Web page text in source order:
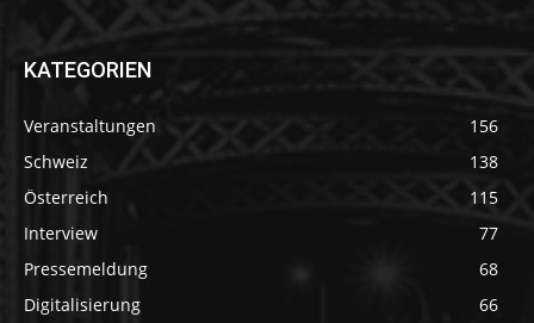
KATEGORIEN
Veranstaltungen
156
Schweiz
138
Österreich
115
Interview
77
Pressemeldung
68
Digitalisierung
66